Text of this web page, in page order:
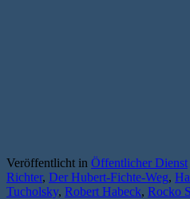
Veröffentlicht in Öffentlicher Dienst
Richter, Der Hubert-Fichte-Weg,
Tucholsky, Robert Habeck, Rocko